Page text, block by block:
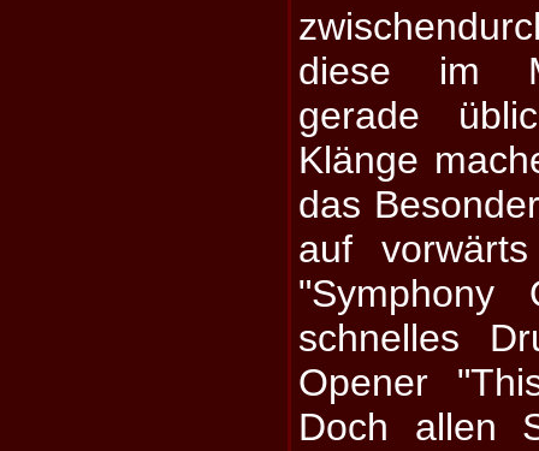
diese im
gerade
Klänge
das
auf
schnelles
Opener
Doch allen